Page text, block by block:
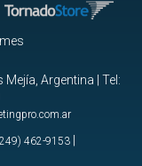
Argentina | Tel:
462-9153|